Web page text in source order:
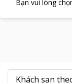
Bạn vui lòng